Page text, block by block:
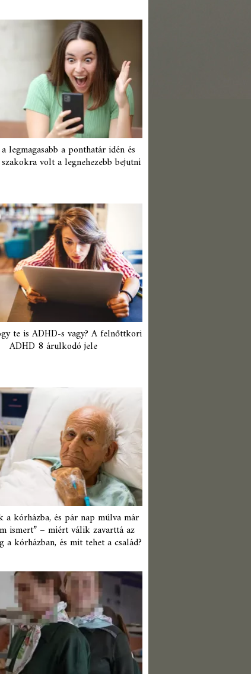
legmagasabb a ponthatár idén és
volt a legnehezebb bejutni
te is ADHD-s vagy? A felnőttkori
ADHD 8 árulkodó jele
a kórházba, és pár nap múlva már
ismert” – miért válik zavarttá az
a kórházban, és mit tehet a család?